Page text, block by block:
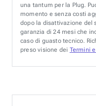
una tantum per la Plug.
momento e senza costi
dopo la disattivazione del
garanzia di 24 mesi che
caso di guasto tecnico.
preso visione dei Termini